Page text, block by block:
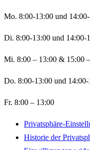
Mo. 8:00-13:00 und
Di. 8:00-13:00 und 14:00-
Mi. 8:00 – 13:00 & 15:00
Do. 8:00-13:00 und 14:00-
Fr. 8:00 – 13:00
Privatsphäre-
Historie der